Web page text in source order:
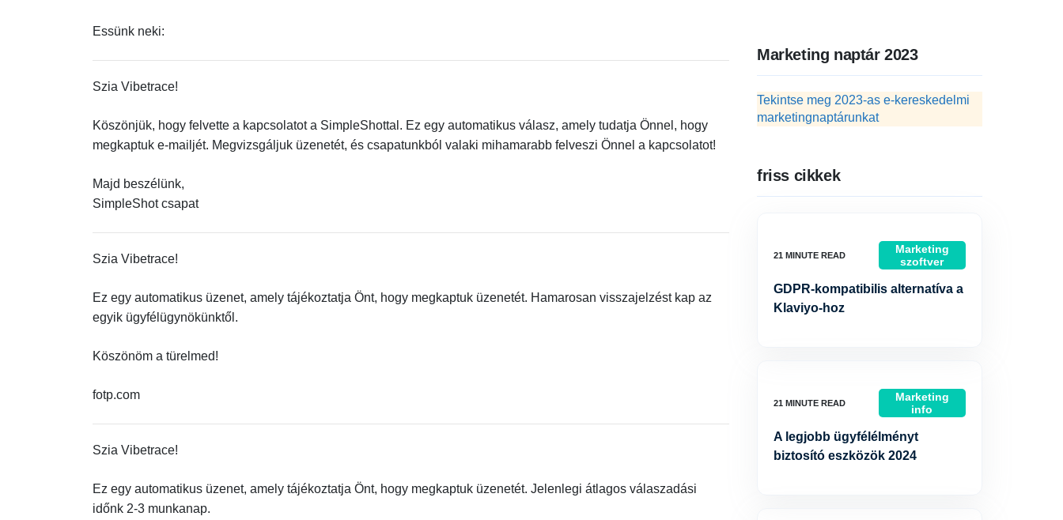
Essünk neki:
Szia Vibetrace!
Köszönjük, hogy felvette a kapcsolatot a SimpleShottal. Ez egy automatikus válasz, amely tudatja Önnel, hogy
megkaptuk e-mailjét. Megvizsgáljuk üzenetét, és csapatunkból valaki mihamarabb felveszi Önnel a kapcsolatot!
Majd beszélünk,
SimpleShot csapat
Szia Vibetrace!
Ez egy automatikus üzenet, amely tájékoztatja Önt, hogy megkaptuk üzenetét. Hamarosan visszajelzést kap az
egyik ügyfélügynökünktől.
Köszönöm a türelmed!
fotp.com
Szia Vibetrace!
Ez egy automatikus üzenet, amely tájékoztatja Önt, hogy megkaptuk üzenetét. Jelenlegi átlagos válaszadási
időnk 2-3 munkanap.
Marketing naptár 2023
Tekintse meg 2023-as e-kereskedelmi
marketingnaptárunkat
friss cikkek
Marketing
szoftver
GDPR-kompatibilis alternatíva a
Klaviyo-hoz
Marketing
info
A legjobb ügyfélélményt
biztosító eszközök 2024